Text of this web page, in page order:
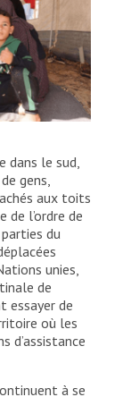
2023
dans le sud,
gens,
aux toits
l’ordre de
parties du
unies,
de
essayer de
où les
d’assistance
à se